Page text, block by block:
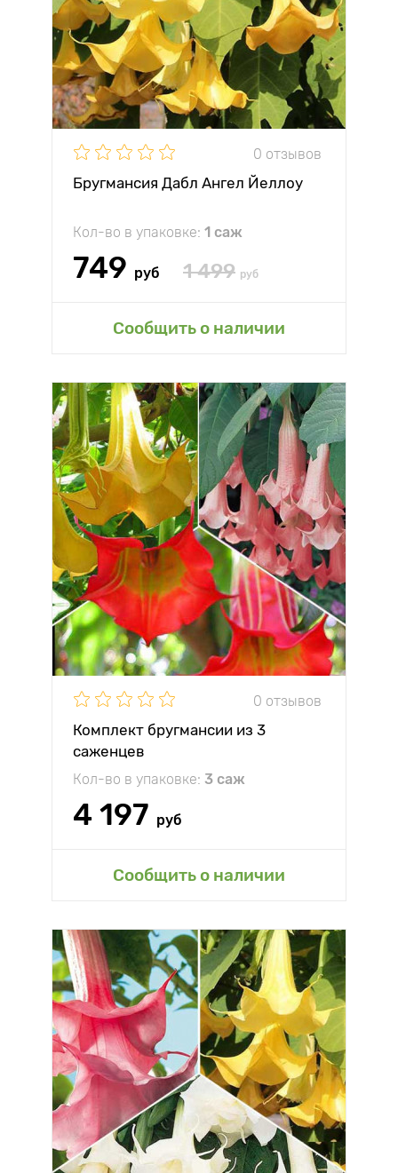
0 отзывов
Бругмансия Дабл Ангел Йеллоу
Кол-во в упаковке: 1 саж
749 руб 1 499 руб
Сообщить о наличии
0 отзывов
Комплект бругмансии из 3
саженцев
Кол-во в упаковке: 3 саж
4 197 руб
Сообщить о наличии